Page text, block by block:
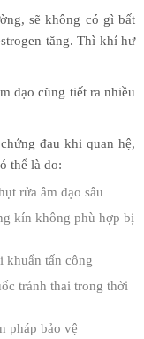
sẽ không có gì bất
tăng. Thì khí hư
đạo cũng tiết ra nhiều
đau khi quan hệ,
thể là do:
rửa âm đạo sâu
kín không phù hợp bị
khuẩn tấn công
tránh thai trong thời
pháp bảo vệ